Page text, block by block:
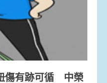
傷有跡可循 中榮